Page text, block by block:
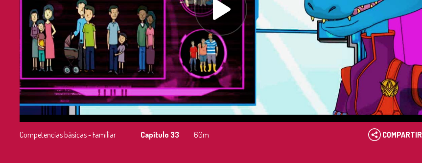
Competencias básicas - Familiar Capítulo 33 60m COMPARTIR